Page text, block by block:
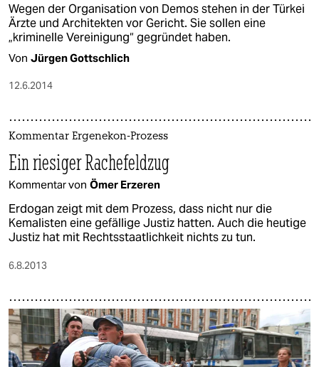
Wegen der Organisation von Demos stehen in der Türkei
Ärzte und Architekten vor Gericht. Sie sollen eine
„kriminelle Vereinigung“ gegründet haben.
Von Jürgen Gottschlich
12.6.2014
Kommentar Ergenekon-Prozess
Ein riesiger Rachefeldzug
Kommentar von Ömer Erzeren
Erdogan zeigt mit dem Prozess, dass nicht nur die
Kemalisten eine gefällige Justiz hatten. Auch die heutige
Justiz hat mit Rechtsstaatlichkeit nichts zu tun.
6.8.2013